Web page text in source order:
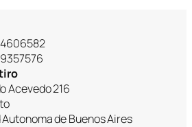
Acevedo 216
de Buenos Aires